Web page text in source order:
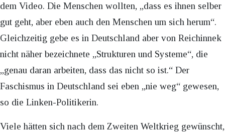
dem Video. Die Menschen wollten, „dass es ihnen selber
gut geht, aber eben auch den Menschen um sich herum“.
Gleichzeitig gebe es in Deutschland aber von Reichinnek
nicht näher bezeichnete „Strukturen und Systeme“, die
„genau daran arbeiten, dass das nicht so ist.“ Der
Faschismus in Deutschland sei eben „nie weg“ gewesen,
so die Linken-Politikerin.
Viele hätten sich nach dem Zweiten Weltkrieg gewünscht,